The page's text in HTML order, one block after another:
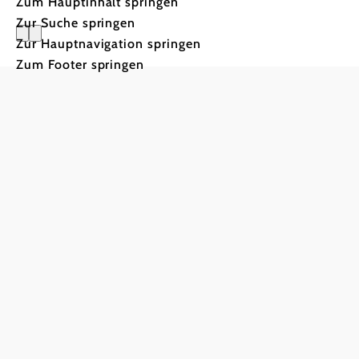
Zur Suche springen
Zur Hauptnavigation springen
Zum Footer springen